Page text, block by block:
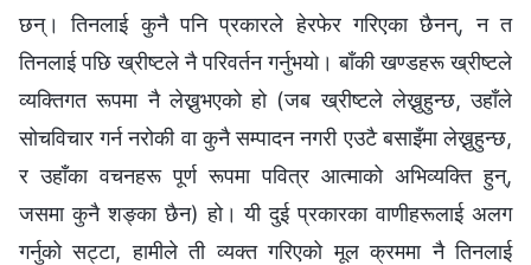
छन्। तिनलाई कुनै पनि प्रकारले हेरफेर गरिएका छैनन्, न त
तिनलाई पछि ख्रीष्टले नै परिवर्तन गर्नुभयो। बाँकी खण्डहरू ख्रीष्टले
व्यक्तिगत रूपमा नै लेख्नुभएको हो (जब ख्रीष्टले लेख्नुहुन्छ, उहाँले
सोचविचार गर्न नरोकी वा कुनै सम्पादन नगरी एउटै बसाइँमा लेख्नुहुन्छ,
र उहाँका वचनहरू पूर्ण रूपमा पवित्र आत्माको अभिव्यक्ति हुन्,
जसमा कुनै शङ्का छैन) हो। यी दुई प्रकारका वाणीहरूलाई अलग
गर्नुको सट्टा, हामीले ती व्यक्त गरिएको मूल क्रममा नै तिनलाई